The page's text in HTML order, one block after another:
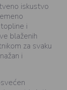
iskustvo
i
blaženih
za svaku
i